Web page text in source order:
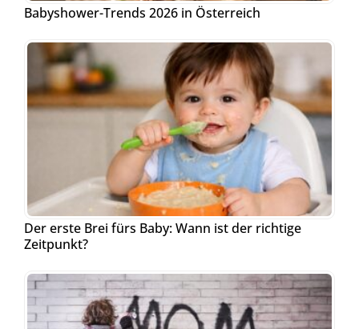
Babyshower-Trends 2026 in Österreich
Der erste Brei fürs Baby: Wann ist der richtige
Zeitpunkt?